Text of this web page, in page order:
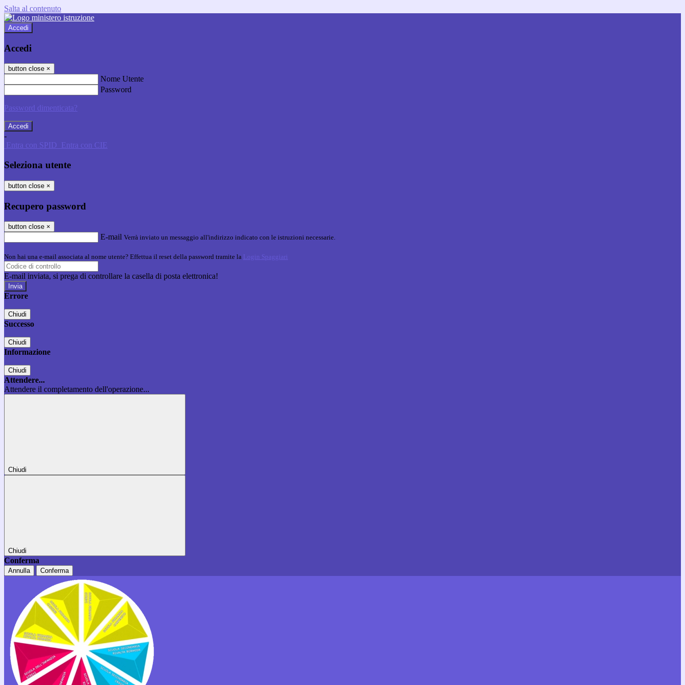
Salta al contenuto
Accedi
Accedi
button close ×
Nome Utente
Password
Password dimenticata?
-
Entra con SPID Entra con CIE
Seleziona utente
button close ×
Recupero password
button close ×
E-mail Verrà inviato un messaggio all'indirizzo indicato con le istruzioni necessarie.
Non hai una e-mail associata al nome utente? Effettua il reset della password tramite la Login Spaggiari
E-mail inviata, si prega di controllare la casella di posta elettronica!
Errore
Chiudi
Successo
Chiudi
Informazione
Chiudi
Attendere...
Attendere il completamento dell'operazione...
Chiudi
Chiudi
Conferma
Annulla Conferma